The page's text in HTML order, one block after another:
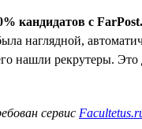
кандидатов с
наглядной,
нашли рекрутеры.
сервис